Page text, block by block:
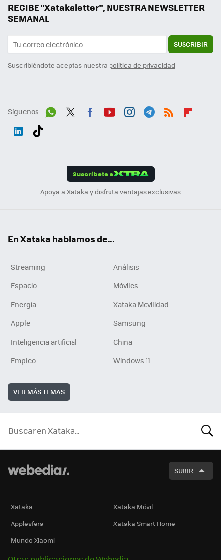
RECIBE "Xatakaletter", NUESTRA NEWSLETTER
SEMANAL
SUSCRIBIR
Suscribiéndote aceptas nuestra política de privacidad
Síguenos
Suscríbete a
Apoya a Xataka y disfruta ventajas exclusivas
En Xataka hablamos de...
Streaming
Análisis
Espacio
Móviles
Energía
Xataka Movilidad
Apple
Samsung
Inteligencia artificial
China
Empleo
Windows 11
VER MÁS TEMAS
SUBIR
Xataka
Xataka Móvil
Applesfera
Xataka Smart Home
Mundo Xiaomi